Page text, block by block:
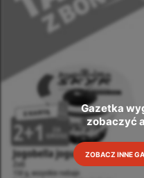
Gazetka
zobaczyć
ZOBACZ INNE